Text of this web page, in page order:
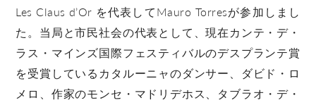
Les Claus d’Or を代表してMauro Torresが参加しまし
た。当局と市民社会の代表として、現在カンテ・デ・
ラス・マインズ国際フェスティバルのデスプランテ賞
を受賞しているカタルーニャのダンサー、ダビド・ロ
メロ、作家のモンセ・マドリデホス、タブラオ・デ・